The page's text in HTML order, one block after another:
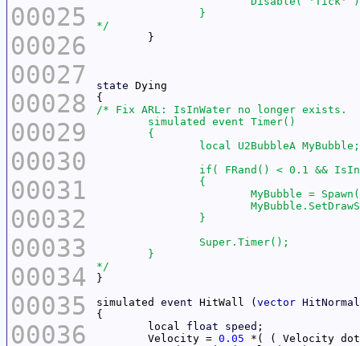
00025
00026
00027
00028
00029
00030
00031
00032
00033
00034
00035
00036
*/
state
*/
simulated event HitWall ( vector HitNormal
	local
float speed
	Velocity =
0.05 *( ( Velocity